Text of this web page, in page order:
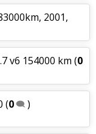
2001,
v6 154000 km (0
(0 )